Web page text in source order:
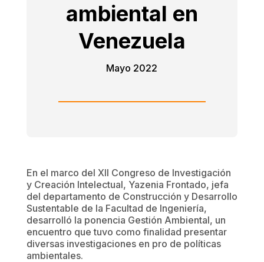
ambiental en
Venezuela
Mayo 2022
En el marco del XII Congreso de Investigación
y Creación Intelectual, Yazenia Frontado, jefa
del departamento de Construcción y Desarrollo
Sustentable de la Facultad de Ingeniería,
desarrolló la ponencia Gestión Ambiental, un
encuentro que tuvo como finalidad presentar
diversas investigaciones en pro de políticas
ambientales.